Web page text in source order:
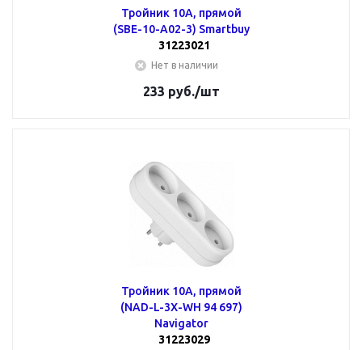
Тройник 10А, прямой
(SBE-10-A02-3) Smartbuy
31223021
Нет в наличии
233 руб./шт
Тройник 10А, прямой
(NAD-L-3X-WH 94 697)
Navigator
31223029